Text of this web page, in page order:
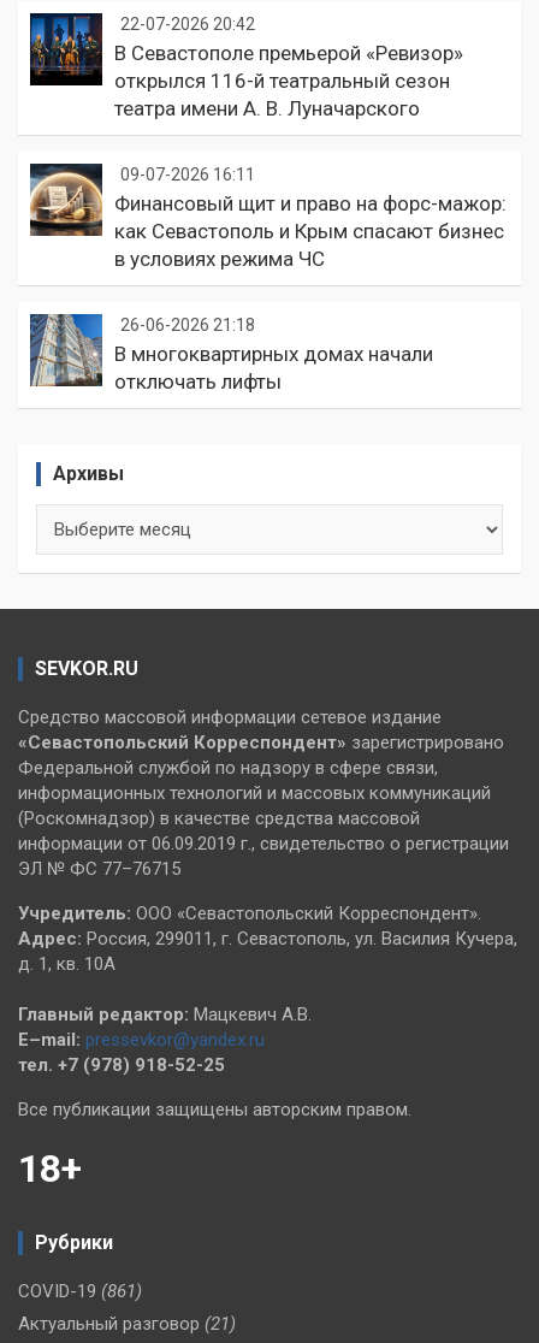
22-07-2026 20:42
В Севастополе премьерой «Ревизор»
открылся 116-й театральный сезон
театра имени А. В. Луначарского
09-07-2026 16:11
Финансовый щит и право на форс-мажор:
как Севастополь и Крым спасают бизнес
в условиях режима ЧС
26-06-2026 21:18
В многоквартирных домах начали
отключать лифты
Архивы
SEVKOR.RU
Средство массовой информации сетевое издание
«Севастопольский Корреспондент» зарегистрировано
Федеральной службой по надзору в сфере связи,
информационных технологий и массовых коммуникаций
(Роскомнадзор) в качестве средства массовой
информации от 06.09.2019 г., свидетельство о регистрации
ЭЛ № ФС 77–76715
Учредитель: ООО «Севастопольский Корреспондент».
Адрес: Россия, 299011, г. Севастополь, ул. Василия Кучера,
д. 1, кв. 10А
Главный редактор: Мацкевич А.В.
E–mail: pressevkor@yandex.ru
тел. +7 (978) 918-52-25
Все публикации защищены авторским правом.
18+
Рубрики
COVID-19 (861)
Актуальный разговор (21)